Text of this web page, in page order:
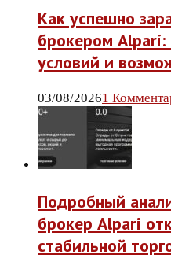
Как успешно
брокером
условий и
03/08/20261
Подробный
брокер Alpari
стабильной